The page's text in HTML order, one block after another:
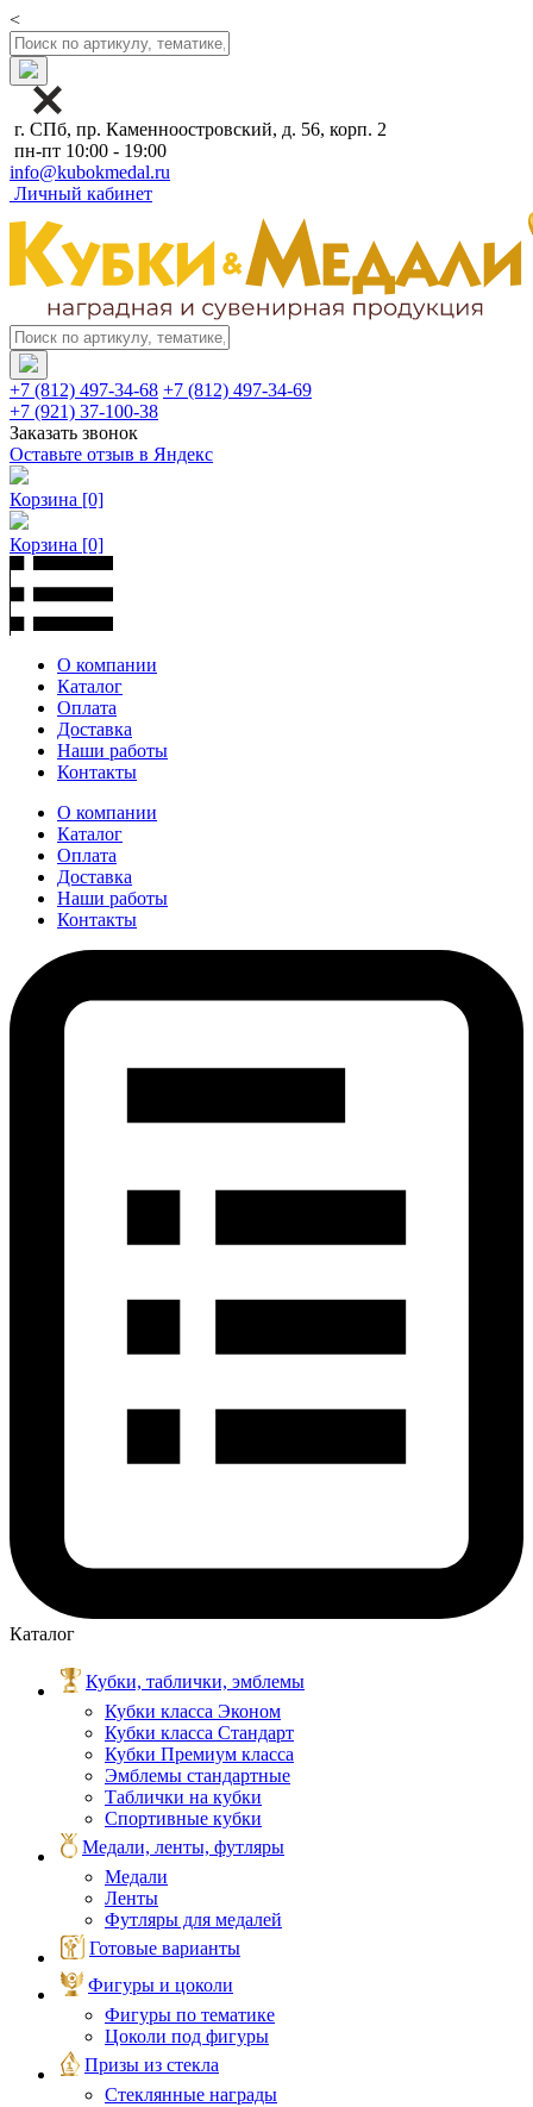
<
г. СПб, пр. Каменноостровский, д. 56, корп. 2
пн-пт 10:00 - 19:00
info@kubokmedal.ru
Личный кабинет
+7 (812) 497-34-68 +7 (812) 497-34-69
+7 (921) 37-100-38
Заказать звонок
Оставьте отзыв в Яндекс
Корзина [0]
Корзина [0]
О компании
Каталог
Оплата
Доставка
Наши работы
Контакты
О компании
Каталог
Оплата
Доставка
Наши работы
Контакты
Каталог
Кубки, таблички, эмблемы
Кубки класса Эконом
Кубки класса Стандарт
Кубки Премиум класса
Эмблемы стандартные
Таблички на кубки
Спортивные кубки
Медали, ленты, футляры
Медали
Ленты
Футляры для медалей
Готовые варианты
Фигуры и цоколи
Фигуры по тематике
Цоколи под фигуры
Призы из стекла
Стеклянные награды